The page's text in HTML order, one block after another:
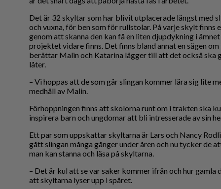
Det är 32 skyltar som har blivit utplacerade längst med
och vuxna, för ben som för rullstolar. På varje skylt finns
genom att skanna den kan få en liten djupdykning i
projektet vidare finns. Det finns bland annat en sägen
berättar Malin och Katarina lägger till att det också ska
låter.
– Vi hoppas att de som går slingan kommer lära sig lite
medhåll av Malin.
Förhoppningen finns att skolorna runt om i trakten ska
inspirera barn och ungdomar att bli intresserade av sin
Ett par som uppskattar skyltarna är Lars och Nancy
gått slingan många gånger under åren och nu tycker de
man kan stanna och läsa på skyltarna.
– Det är kul att se var saker kommer ifrån och hur gamla
att skyltarna lyser upp i spåret.